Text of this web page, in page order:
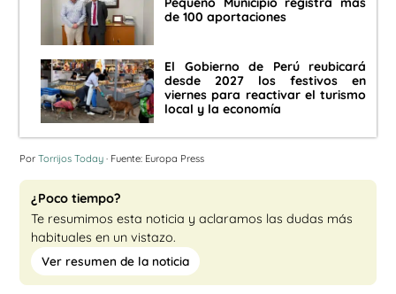
de 100 aportaciones
El Gobierno de Perú reubicará
desde 2027 los festivos en
viernes para reactivar el turismo
local y la economía
Por Torrijos Today · Fuente: Europa Press
¿Poco tiempo?
Te resumimos esta noticia y aclaramos las dudas más
habituales en un vistazo.
Ver resumen de la noticia